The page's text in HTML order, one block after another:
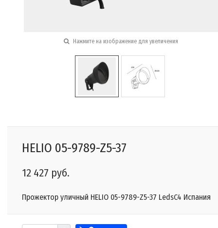
Нажмите на изображение для увеличения
HELIO 05-9789-Z5-37
12 427 руб.
Прожектор уличный HELIO 05-9789-Z5-37 LedsC4 Испания